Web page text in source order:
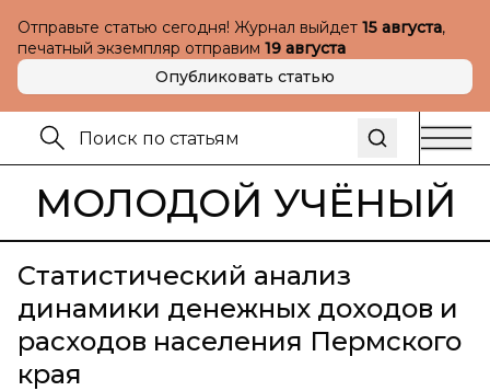
Отправьте статью сегодня! Журнал выйдет 15 августа,
печатный экземпляр отправим 19 августа
Опубликовать статью
МОЛОДОЙ УЧЁНЫЙ
Статистический анализ
динамики денежных доходов и
расходов населения Пермского
края